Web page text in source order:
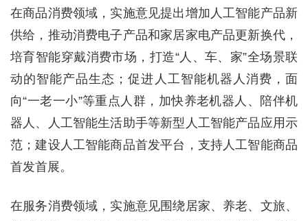
在商品消费领域，实施意见提出增加人工智能产品新
供给，推动消费电子产品和家居家电产品更新换代，
培育智能穿戴消费市场，打造“人、车、家”全场景联
动的智能产品生态；促进人工智能机器人消费，面
向“一老一小”等重点人群，加快养老机器人、陪伴机
器人、人工智能生活助手等新型人工智能产品应用示
范；建设人工智能商品首发平台，支持人工智能商品
首发首展。
在服务消费领域，实施意见围绕居家、养老、文旅、